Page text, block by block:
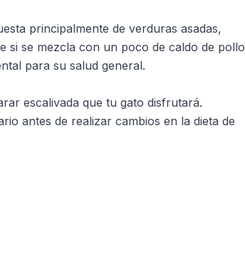
principalmente de verduras asadas,
si se mezcla con un poco de caldo de pollo
para su salud general.
escalivada que tu gato disfrutará.
antes de realizar cambios en la dieta de